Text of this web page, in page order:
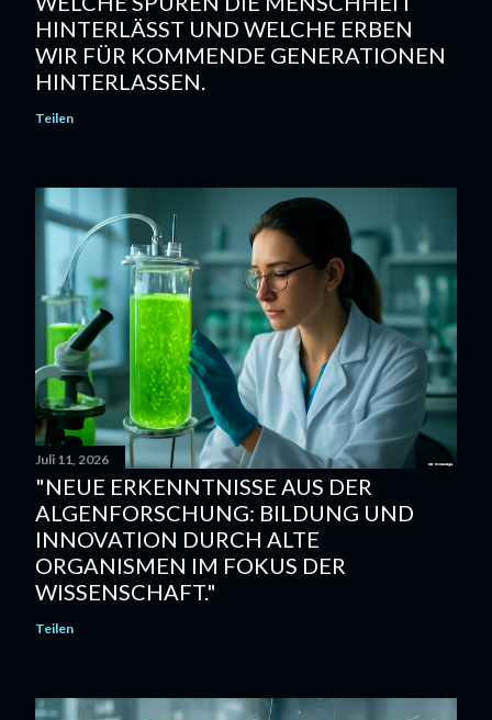
HINTERLÄSST UND WELCHE ERBEN
WIR FÜR KOMMENDE GENERATIONEN
HINTERLASSEN.
Teilen
Juli 11, 2026
"NEUE ERKENNTNISSE AUS DER
ALGENFORSCHUNG: BILDUNG UND
INNOVATION DURCH ALTE
ORGANISMEN IM FOKUS DER
WISSENSCHAFT."
Teilen